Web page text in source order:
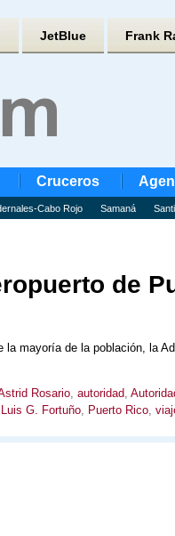
JetBlue Frank
Cruceros
Cabo Rojo Samaná
de
la mayoría de la población, la
Rosario, autoridad,
Luis G. Fortuño, Puerto Rico,